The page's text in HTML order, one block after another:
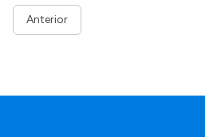
Anterior